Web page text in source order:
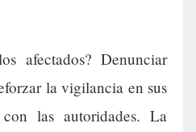
afectados? Denunciar
la vigilancia en sus
las autoridades. La